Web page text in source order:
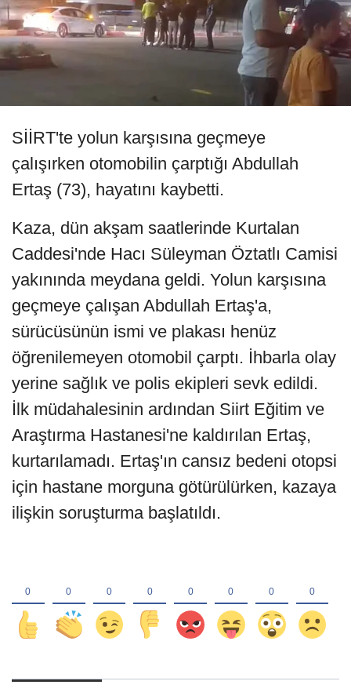
SİİRT'te yolun karşısına geçmeye
çalışırken otomobilin çarptığı Abdullah
Ertaş (73), hayatını kaybetti.
Kaza, dün akşam saatlerinde Kurtalan
Caddesi'nde Hacı Süleyman Öztatlı Camisi
yakınında meydana geldi. Yolun karşısına
geçmeye çalışan Abdullah Ertaş'a,
sürücüsünün ismi ve plakası henüz
öğrenilemeyen otomobil çarptı. İhbarla olay
yerine sağlık ve polis ekipleri sevk edildi.
İlk müdahalesinin ardından Siirt Eğitim ve
Araştırma Hastanesi'ne kaldırılan Ertaş,
kurtarılamadı. Ertaş'ın cansız bedeni otopsi
için hastane morguna götürülürken, kazaya
ilişkin soruşturma başlatıldı.